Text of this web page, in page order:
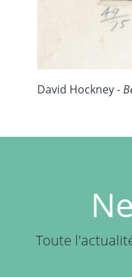
David Hockney -
Toute